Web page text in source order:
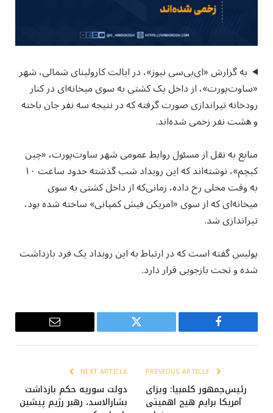
به گزارش «ای‌بی‌سی نیوز»، در ایالت کارولینای شمالی، شهر
«ساوت‌پورت»، از داخل یک کشتی به سوی میخانه‌ای در کنار
رودخانه تیراندازی صورت گرفته که در نتیجه سه نفر جان باخته
و هشت نفر زخمی شده‌اند.
منابع به نقل از مسئول روابط عمومی شهر ساوت‌پورت، «چین
کیچم»، نوشته‌اند که این رویداد شب گذشته حدود ساعت ۱۰
به وقت محلی رخ داده، زمانی‌که از داخل کشتی به سوی
میخانه‌ای که از سوی «امریکن فیش کمپانی» ساخته شده بود،
تیراندازی شد.
پولیس گفته است که در ارتباط به این رویداد یک فرد بازداشت
شده و تحت بازجویی قرار دارد.
Facebook
Twitter
Email
رئیس‌جمهور کلمبیا: ویزای
آمریکا برایم هیچ اهمیتی
NEXT ARTICLE
دولت سوریه حکم بازداشت
بشارالاسد، رهبر رژیم پیشین